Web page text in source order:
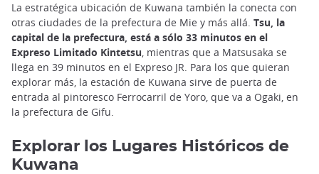
La estratégica ubicación de Kuwana también la conecta con
otras ciudades de la prefectura de Mie y más allá. Tsu, la
capital de la prefectura, está a sólo 33 minutos en el
Expreso Limitado Kintetsu, mientras que a Matsusaka se
llega en 39 minutos en el Expreso JR. Para los que quieran
explorar más, la estación de Kuwana sirve de puerta de
entrada al pintoresco Ferrocarril de Yoro, que va a Ogaki, en
la prefectura de Gifu.
Explorar los Lugares Históricos de
Kuwana